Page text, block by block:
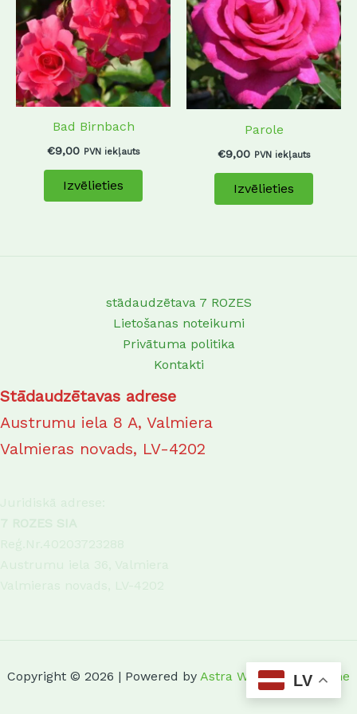
Bad Birnbach
€9,00 PVN iekļauts
Izvēlieties
has
multiple
variants.
The
options
may
on
Parole
€9,00 PVN iekļauts
Izvēlieties
has
The
options
may
on
stādaudzētava 7 ROZES
Lietošanas noteikumi
Privātuma politika
Kontakti
Stādaudzētavas adrese
Austrumu iela 8 A, Valmiera
Valmieras novads, LV-4202
Copyright © 2026 | Powered by Astra WordPress Theme
LV